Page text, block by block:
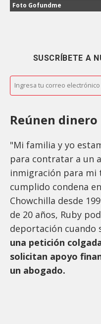
Foto Gofundme
SUSCRÍBETE A
Reúnen dinero
"Mi familia y yo
para contratar a un
inmigración para mi
cumplido condena
Chowchilla desde
de 20 años, Ruby
deportación cuando
una petición
solicitan apoyo
un abogado.